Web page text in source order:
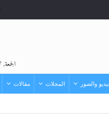
الجمعة, 7 آب, 2026
والصور المجلات مقالات